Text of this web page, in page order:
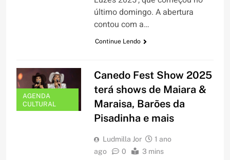
último domingo. A abertura
contou com a…
Continue Lendo
AGENDA
CULTURAL
Canedo Fest Show 2025
terá shows de Maiara &
Maraisa, Barões da
Pisadinha e mais
Ludmilla Jor
1 ano
ago
0 3 mins